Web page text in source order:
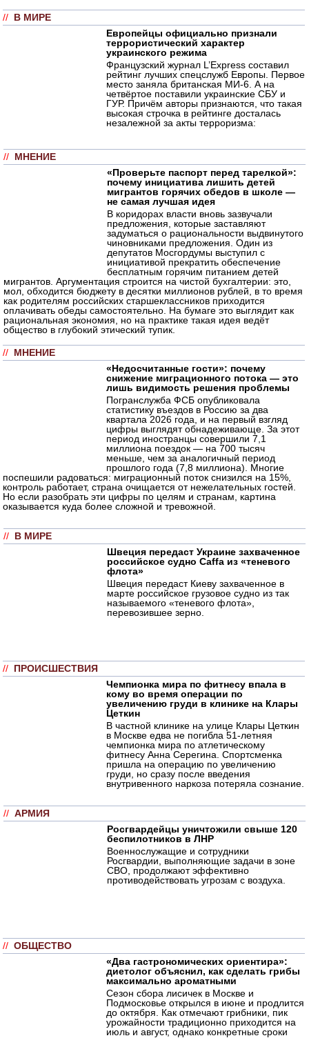
// В МИРЕ
Европейцы официально признали
террористический характер
украинского режима
Французский журнал L’Express составил
рейтинг лучших спецслужб Европы. Первое
место заняла британская МИ-6. А на
четвёртое поставили украинские СБУ и
ГУР. Причём авторы признаются, что такая
высокая строчка в рейтинге досталась
незалежной за акты терроризма:
// МНЕНИЕ
«Проверьте паспорт перед тарелкой»:
почему инициатива лишить детей
мигрантов горячих обедов в школе —
не самая лучшая идея
В коридорах власти вновь зазвучали
предложения, которые заставляют
задуматься о рациональности выдвинутого
чиновниками предложения. Один из
депутатов Мосгордумы выступил с
инициативой прекратить обеспечение
бесплатным горячим питанием детей
мигрантов. Аргументация строится на чистой бухгалтерии: это,
мол, обходится бюджету в десятки миллионов рублей, в то время
как родителям российских старшеклассников приходится
оплачивать обеды самостоятельно. На бумаге это выглядит как
рациональная экономия, но на практике такая идея ведёт
общество в глубокий этический тупик.
// МНЕНИЕ
«Недосчитанные гости»: почему
снижение миграционного потока — это
лишь видимость решения проблемы
Погранслужба ФСБ опубликовала
статистику въездов в Россию за два
квартала 2026 года, и на первый взгляд
цифры выглядят обнадеживающе. За этот
период иностранцы совершили 7,1
миллиона поездок — на 700 тысяч
меньше, чем за аналогичный период
прошлого года (7,8 миллиона). Многие
поспешили радоваться: миграционный поток снизился на 15%,
контроль работает, страна очищается от нежелательных гостей.
Но если разобрать эти цифры по целям и странам, картина
оказывается куда более сложной и тревожной.
// В МИРЕ
Швеция передаст Украине захваченное
российское судно Caffa из «теневого
флота»
Швеция передаст Киеву захваченное в
марте российское грузовое судно из так
называемого «теневого флота»,
перевозившее зерно.
// ПРОИСШЕСТВИЯ
Чемпионка мира по фитнесу впала в
кому во время операции по
увеличению груди в клинике на Клары
Цеткин
В частной клинике на улице Клары Цеткин
в Москве едва не погибла 51-летняя
чемпионка мира по атлетическому
фитнесу Анна Серегина. Спортсменка
пришла на операцию по увеличению
груди, но сразу после введения
внутривенного наркоза потеряла сознание.
// АРМИЯ
Росгвардейцы уничтожили свыше 120
беспилотников в ЛНР
Военнослужащие и сотрудники
Росгвардии, выполняющие задачи в зоне
СВО, продолжают эффективно
противодействовать угрозам с воздуха.
// ОБЩЕСТВО
«Два гастрономических ориентира»:
диетолог объяснил, как сделать грибы
максимально ароматными
Сезон сбора лисичек в Москве и
Подмосковье открылся в июне и продлится
до октября. Как отмечают грибники, пик
урожайности традиционно приходится на
июль и август, однако конкретные сроки